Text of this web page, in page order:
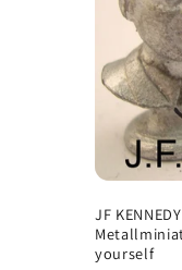
JF
yourself